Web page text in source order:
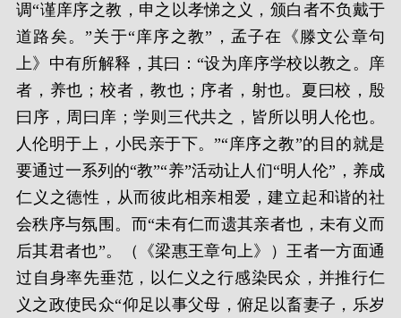
调“谨庠序之教，申之以孝悌之义，颁白者不负戴于
道路矣。”关于“庠序之教”，孟子在《滕文公章句
上》中有所解释，其曰：“设为庠序学校以教之。庠
者，养也；校者，教也；序者，射也。夏曰校，殷
曰序，周曰庠；学则三代共之，皆所以明人伦也。
人伦明于上，小民亲于下。”“庠序之教”的目的就是
要通过一系列的“教”“养”活动让人们“明人伦”，养成
仁义之德性，从而彼此相亲相爱，建立起和谐的社
会秩序与氛围。而“未有仁而遗其亲者也，未有义而
后其君者也”。（《梁惠王章句上》）王者一方面通
过自身率先垂范，以仁义之行感染民众，并推行仁
义之政使民众“仰足以事父母，俯足以畜妻子，乐岁